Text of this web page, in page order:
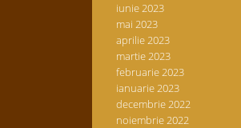
iunie 2023
mai 2023
aprilie 2023
martie 2023
februarie 2023
ianuarie 2023
decembrie 2022
noiembrie 2022